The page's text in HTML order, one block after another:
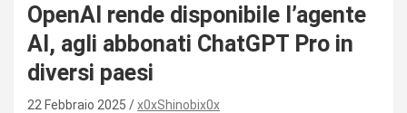
OpenAI rende disponibile l’agente
AI, agli abbonati ChatGPT Pro in
diversi paesi
22 Febbraio 2025 x0xShinobix0x